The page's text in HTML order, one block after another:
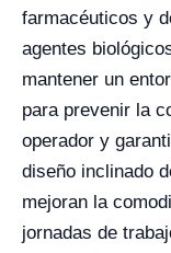
farmacéuticos y
agentes
mantener un
para prevenir la
operador y
diseño inclinado
mejoran la
jornadas de